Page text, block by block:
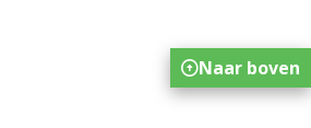
Naar boven